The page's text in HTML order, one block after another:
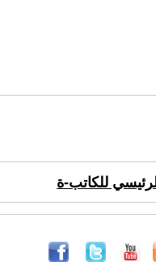
للكاتب-ة